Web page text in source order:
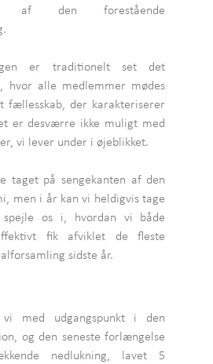
af den forestående
er traditionelt set det
hvor alle medlemmer mødes
fællesskab, der karakteriserer
er desværre ikke muligt med
vi lever under i øjeblikket.
taget på sengekanten af den
men i år kan vi heldigvis tage
os i, hvordan vi både
fik afviklet de fleste
sidste år.
med udgangspunkt i den
og den seneste forlængelse
nedlukning, lavet 5